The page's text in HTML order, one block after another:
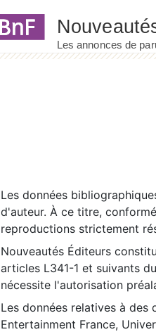
Les données
d'auteur. À ce titre,
reproductions strictement
Nouveautés Éditeurs
articles L341-1 et suivants
nécessite l'autorisation
Les données relatives à des
Entertainment France,